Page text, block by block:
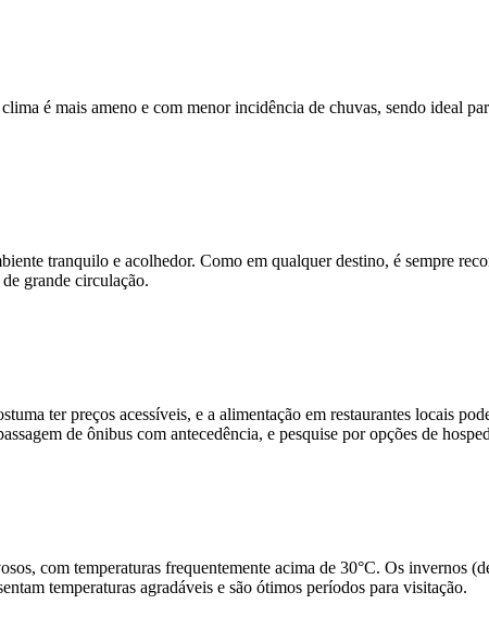
é mais ameno e com menor incidência de chuvas, sendo ideal
tranquilo e acolhedor. Como em qualquer destino, é sempre
grande circulação.
ter preços acessíveis, e a alimentação em restaurantes locais
de ônibus com antecedência, e pesquise por opções de
com temperaturas frequentemente acima de 30°C. Os invernos
temperaturas agradáveis e são ótimos períodos para visitação.